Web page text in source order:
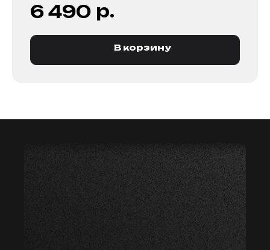
6 490 р.
В корзину